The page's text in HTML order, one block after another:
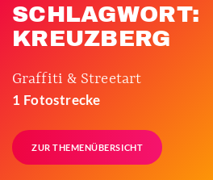
SCHLAGWORT:
KREUZBERG
Graffiti & Streetart
1 Fotostrecke
ZUR THEMENÜBERSICHT